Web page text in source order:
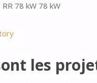
78 kW 78 kW
les